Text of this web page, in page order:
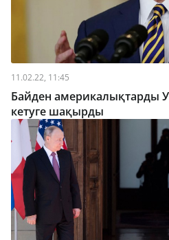
11.02.22, 11:45
Байден америкалықтарды
кетуге шақырды